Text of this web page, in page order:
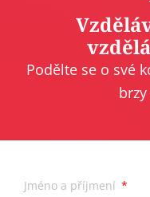
Podělte se o své
Jméno a příjmení